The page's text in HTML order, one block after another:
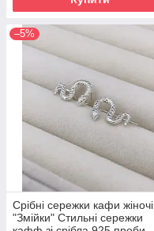
–5%
Срібні сережки кафи жіночі
"Змійки" Стильні сережки